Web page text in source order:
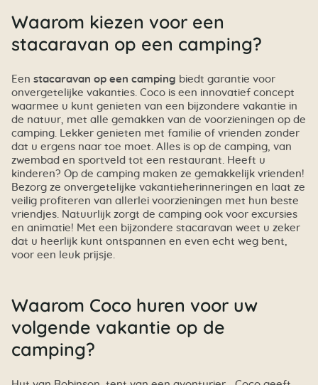
Waarom kiezen voor een
stacaravan op een camping?
Een stacaravan op een camping biedt garantie voor
onvergetelijke vakanties. Coco is een innovatief concept
waarmee u kunt genieten van een bijzondere vakantie in
de natuur, met alle gemakken van de voorzieningen op de
camping. Lekker genieten met familie of vrienden zonder
dat u ergens naar toe moet. Alles is op de camping, van
zwembad en sportveld tot een restaurant. Heeft u
kinderen? Op de camping maken ze gemakkelijk vrienden!
Bezorg ze onvergetelijke vakantieherinneringen en laat ze
veilig profiteren van allerlei voorzieningen met hun beste
vriendjes. Natuurlijk zorgt de camping ook voor excursies
en animatie! Met een bijzondere stacaravan weet u zeker
dat u heerlijk kunt ontspannen en even echt weg bent,
voor een leuk prijsje.
Waarom Coco huren voor uw
volgende vakantie op de
camping?